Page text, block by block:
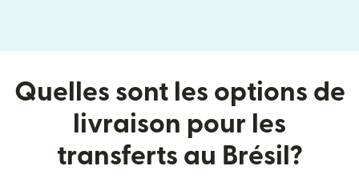
Quelles sont les options de
livraison pour les
transferts au Brésil?